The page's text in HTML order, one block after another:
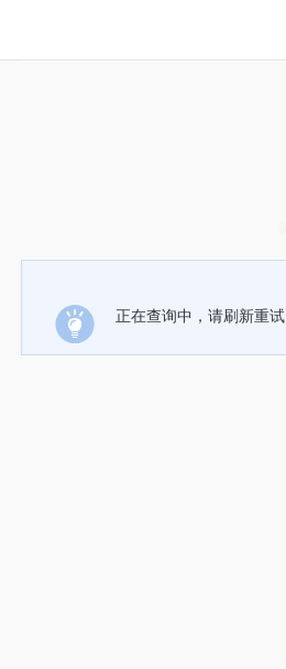
正在查询中，请刷新重试